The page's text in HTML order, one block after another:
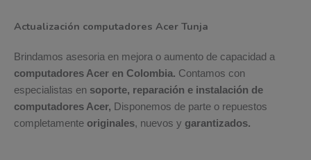
Actualización computadores Acer Tunja
Brindamos asesoria en mejora o aumento de capacidad a
computadores Acer en Colombia. Contamos con
especialistas en soporte, reparación e instalación de
computadores Acer, Disponemos de parte o repuestos
completamente originales, nuevos y garantizados.